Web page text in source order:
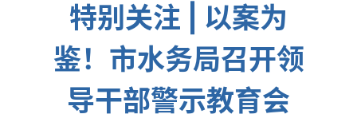
特别关注 | 以案为
鉴！市水务局召开领
导干部警示教育会